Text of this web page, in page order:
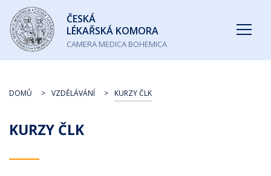
Česká
lékařská
komora
ČESKÁ
LÉKAŘSKÁ KOMORA
CAMERA MEDICA BOHEMICA
KURZY ČLK
DOMŮ VZDĚLÁVÁNÍ KURZY ČLK